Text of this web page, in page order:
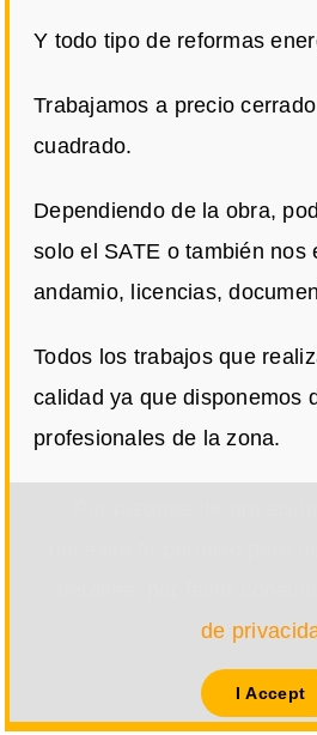
Y todo tipo de reformas
Trabajamos a precio
cuadrado.
Dependiendo de la obra,
solo el SATE o también nos
andamio, licencias,
Todos los trabajos que
calidad ya que disponemos
profesionales de la zona.
de
I Accept